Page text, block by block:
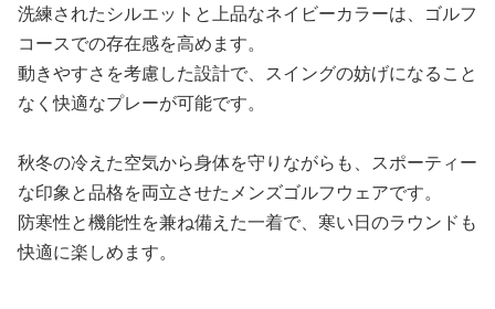
洗練されたシルエットと上品なネイビーカラーは、ゴルフ
コースでの存在感を高めます。
動きやすさを考慮した設計で、スイングの妨げになること
なく快適なプレーが可能です。
秋冬の冷えた空気から身体を守りながらも、スポーティー
な印象と品格を両立させたメンズゴルフウェアです。
防寒性と機能性を兼ね備えた一着で、寒い日のラウンドも
快適に楽しめます。